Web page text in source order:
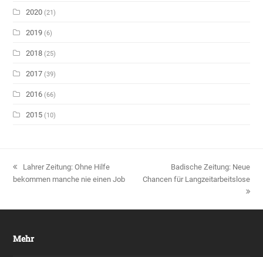
2020(21)
2019(6)
2018(25)
2017(39)
2016(66)
2015(10)
vorheriger
Beitrag:
Lahrer Zeitung: Ohne Hilfe
bekommen manche nie einen Job
Nächster
Beitrag:
Badische Zeitung: Neue
Chancen für Langzeitarbeitslose
Mehr